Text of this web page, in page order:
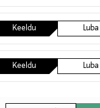
Keeldu Luba
Keeldu Luba